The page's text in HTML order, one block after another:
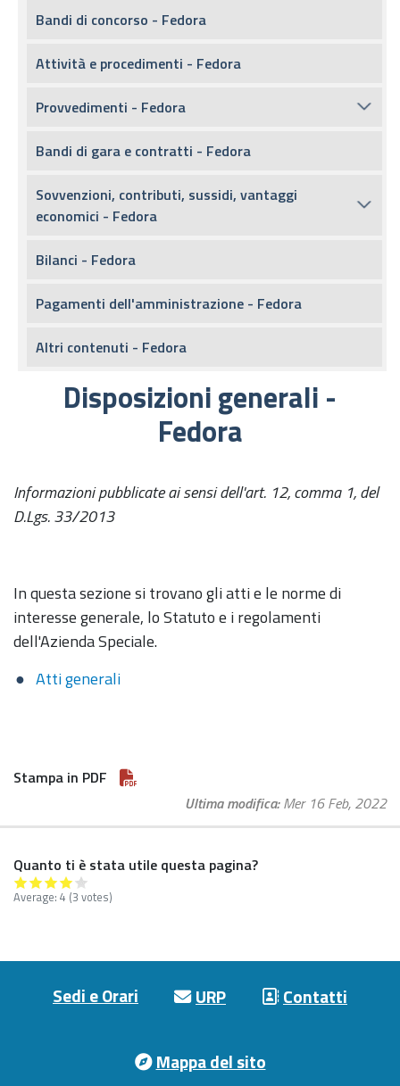
Disposizioni generali -
Fedora
Informazioni pubblicate ai sensi dell'art. 12, comma 1, del
D.Lgs. 33/2013
In questa sezione si trovano gli atti e le norme di
interesse generale, lo Statuto e i regolamenti
dell'Azienda Speciale.
Atti generali
Stampa in PDF
Ultima modifica Mer 16 Feb, 2022
Quanto ti è stata utile questa pagina?
Average: 4 (3 votes)
Bandi di concorso - Fedora
Attività e procedimenti - Fedora
Provvedimenti - Fedora
Bandi di gara e contratti - Fedora
Sovvenzioni, contributi, sussidi, vantaggi
economici - Fedora
Bilanci - Fedora
Pagamenti dell'amministrazione - Fedora
Altri contenuti - Fedora
Sedi e Orari URP Contatti
Mappa del sito